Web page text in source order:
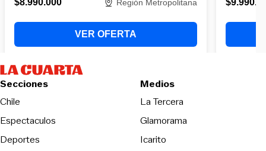
Secciones
Chile
Espectaculos
Deportes
Medios
La TerceraOpens in new
Glamorama
Icarito